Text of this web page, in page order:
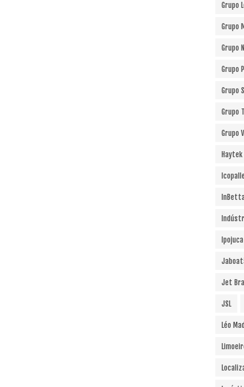
Grupo
Grupo
Grupo
Grupo
Grupo
Grupo
Grupo
Haytek
Ipojuca
Jet
JSL
Léo